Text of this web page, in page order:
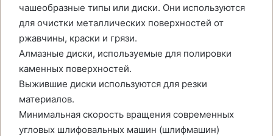
чашеобразные типы или диски. Они используются
для очистки металлических поверхностей от
ржавчины, краски и грязи.
Алмазные диски, используемые для полировки
каменных поверхностей.
Выжившие диски используются для резки
материалов.
Минимальная скорость вращения современных
угловых шлифовальных машин (шлифмашин)